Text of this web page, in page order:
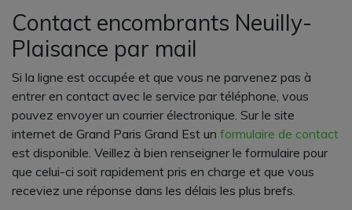
Contact encombrants Neuilly-
Plaisance par mail
Si la ligne est occupée et que vous ne parvenez pas à
entrer en contact avec le service par téléphone, vous
pouvez envoyer un courrier électronique. Sur le site
internet de Grand Paris Grand Est un formulaire de contact
est disponible. Veillez à bien renseigner le formulaire pour
que celui-ci soit rapidement pris en charge et que vous
receviez une réponse dans les délais les plus brefs.